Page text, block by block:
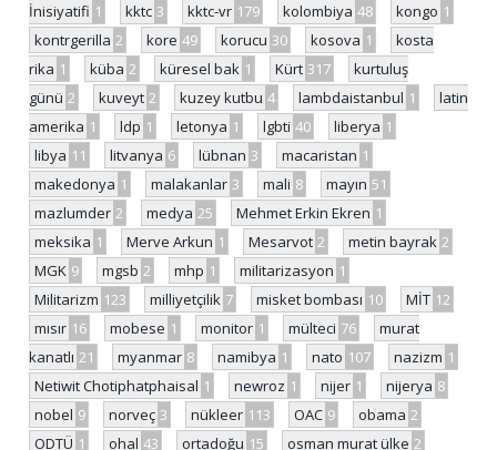
İnisiyatifi 1 kktc 3 kktc-vr 179 kolombiya 48 kongo 1
kontrgerilla 2 kore 49 korucu 30 kosova 1
kosta
rika 1 küba 2 küresel bak 1 Kürt 317
kurtuluş
günü 2 kuveyt 2 kuzey kutbu 4 lambdaistanbul 1
latin
amerika 1 ldp 1 letonya 1 lgbti 40 liberya 1
libya 11 litvanya 6 lübnan 3 macaristan 1
makedonya 1 malakanlar 3 mali 8 mayın 51
mazlumder 2 medya 25 Mehmet Erkin Ekren 1
meksika 1 Merve Arkun 1 Mesarvot 2 metin bayrak 2
MGK 9 mgsb 2 mhp 1 militarizasyon 1
Militarizm 123 milliyetçilik 7 misket bombası 10 MİT 12
mısır 16 mobese 1 monitor 1 mülteci 76
murat
kanatlı 21 myanmar 8 namibya 1 nato 107 nazizm 1
Netiwit Chotiphatphaisal 1 newroz 1 nijer 1 nijerya 8
nobel 9 norveç 3 nükleer 113 OAC 9 obama 2
ODTÜ 1 ohal 43 ortadoğu 15 osman murat ülke 2